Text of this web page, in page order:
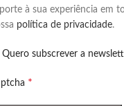
à sua experiência em
política de privacidade.
Quero subscrever a
*